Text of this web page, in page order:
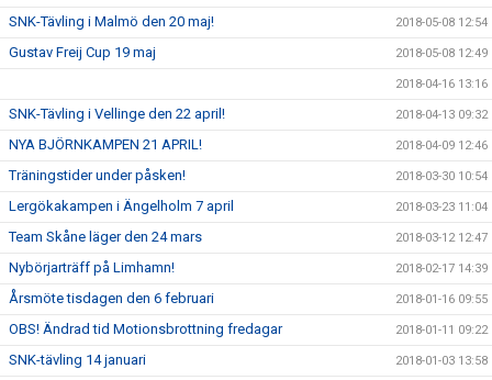
SNK-Tävling i Malmö den 20 maj! 2018-05-08 12:54
Gustav Freij Cup 19 maj 2018-05-08 12:49
2018-04-16 13:16
SNK-Tävling i Vellinge den 22 april! 2018-04-13 09:32
NYA BJÖRNKAMPEN 21 APRIL! 2018-04-09 12:46
Träningstider under påsken! 2018-03-30 10:54
Lergökakampen i Ängelholm 7 april 2018-03-23 11:04
Team Skåne läger den 24 mars 2018-03-12 12:47
Nybörjarträff på Limhamn! 2018-02-17 14:39
Årsmöte tisdagen den 6 februari 2018-01-16 09:55
OBS! Ändrad tid Motionsbrottning fredagar 2018-01-11 09:22
SNK-tävling 14 januari 2018-01-03 13:58